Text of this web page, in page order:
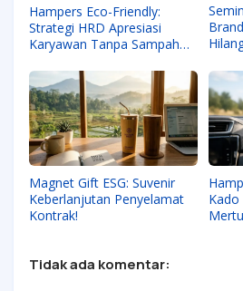
Hampers Eco-Friendly:
Strategi HRD Apresiasi
Karyawan Tanpa Sampah
Magnet Gift ESG: Suvenir
Keberlanjutan Penyelamat
Kontrak!
Kado
Tidak ada komentar: